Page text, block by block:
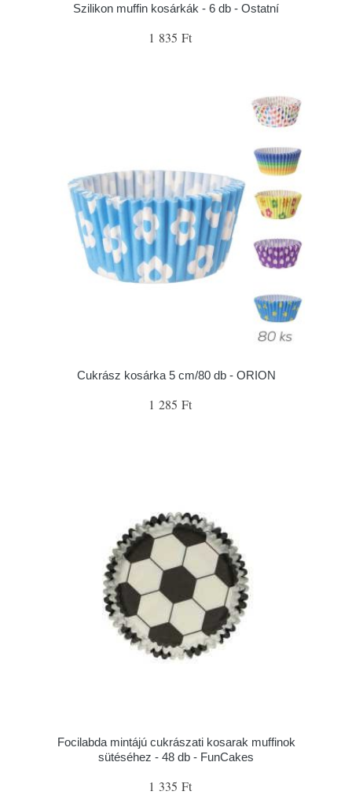
Szilikon muffin kosárkák - 6 db - Ostatní
1 835 Ft
Cukrász kosárka 5 cm/80 db - ORION
1 285 Ft
Focilabda mintájú cukrászati kosarak muffinok
sütéséhez - 48 db - FunCakes
1 335 Ft